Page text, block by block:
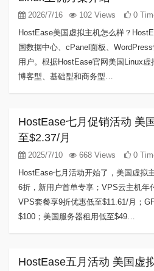
2026/7/16 102 Views
0
HostEase美国虚拟主机怎么样？
国数据中心、cPanel面板、
用户。根据HostEase官网美国Linux
博客型、基础型和商务型…
HostEase七月促销活动 美
至$2.37/月
2025/7/10 668 Views
0
HostEase七月活动开始了，美国虚拟
6折，新用户首单专享；VPS云主机年
VPS套餐享9折优惠低至$11.61/月；
$100；美国服务器租用低至$49…
HostEase五月活动 美国虚